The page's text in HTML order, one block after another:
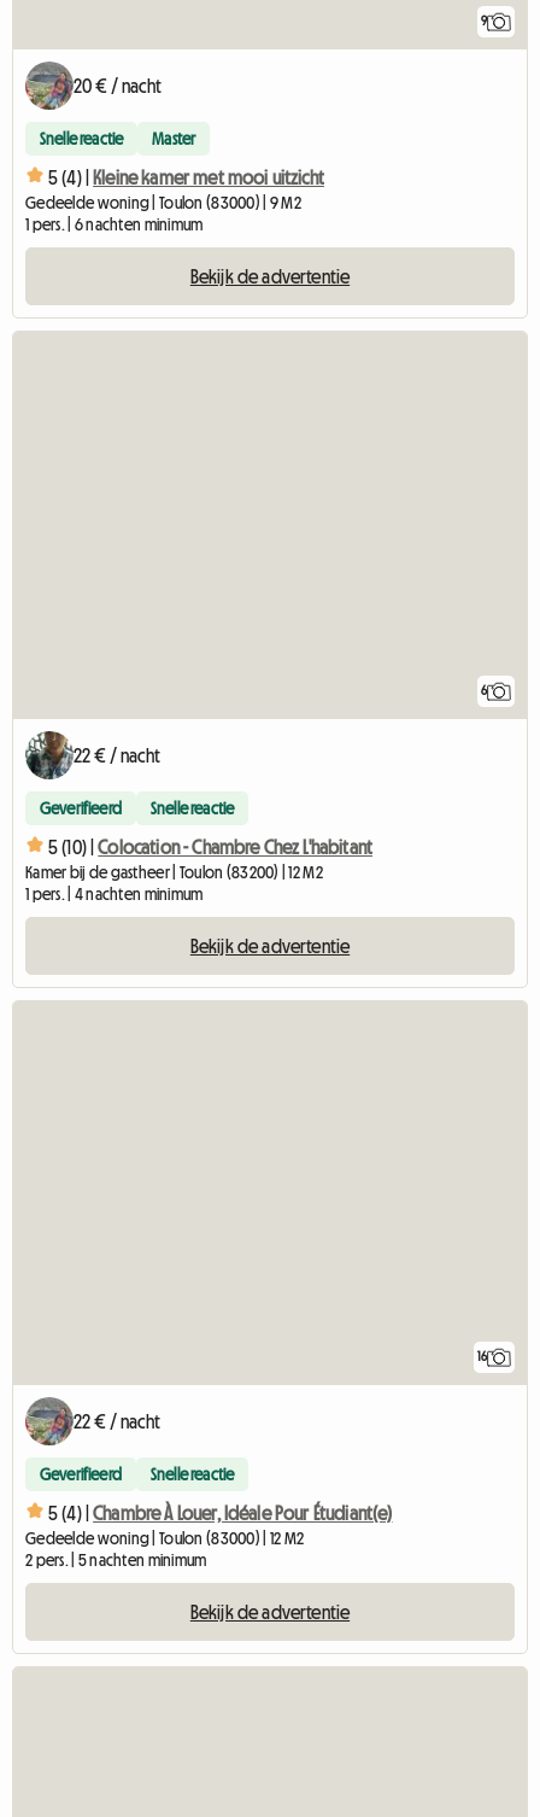
9
20 € / nacht
Snelle reactie Master
5 (4) | Kleine kamer met mooi uitzicht
Gedeelde woning | Toulon (83000) | 9 M2
1 pers. | 6 nachten minimum
Bekijk de advertentie
6
22 € / nacht
Geverifieerd Snelle reactie
5 (10) | Colocation - Chambre Chez L'habitant
Kamer bij de gastheer | Toulon (83200) | 12 M2
1 pers. | 4 nachten minimum
Bekijk de advertentie
16
22 € / nacht
Geverifieerd Snelle reactie
5 (4) | Chambre À Louer, Idéale Pour Étudiant(e)
Gedeelde woning | Toulon (83000) | 12 M2
2 pers. | 5 nachten minimum
Bekijk de advertentie